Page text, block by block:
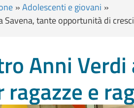
»Adolescenti e giovani »
Savena, tante opportunità di
Anni
e